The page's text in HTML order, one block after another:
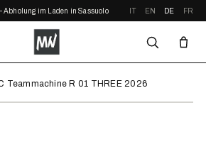
Abholung im Laden in Sassuolo IT EN DE FR
Teammachine R 01 THREE 2026⤢ ZOOM